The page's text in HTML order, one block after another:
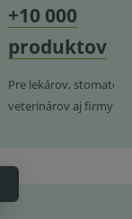
+10 000
produktov
Pre lekárov,
veterinárov aj firmy